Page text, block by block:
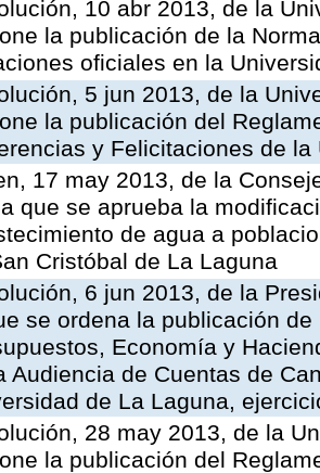
10 abr 2013, de la
la publicación de la
oficiales en la
5 jun 2013, de la
la publicación del
y Felicitaciones de la
17 may 2013, de la
que se aprueba la
de agua a
Cristóbal de La Laguna
6 jun 2013, de la
se ordena la publicación
Economía y
Audiencia de Cuentas de
de La Laguna,
28 may 2013, de la
la publicación del